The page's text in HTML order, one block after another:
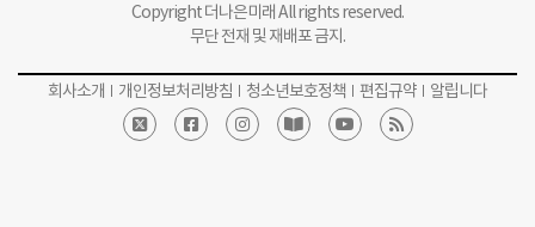
Copyright 더나은미래 All rights reserved.
무단 전재 및 재배포 금지.
회사소개 개인정보처리방침 청소년보호정책 편집규약 알립니다